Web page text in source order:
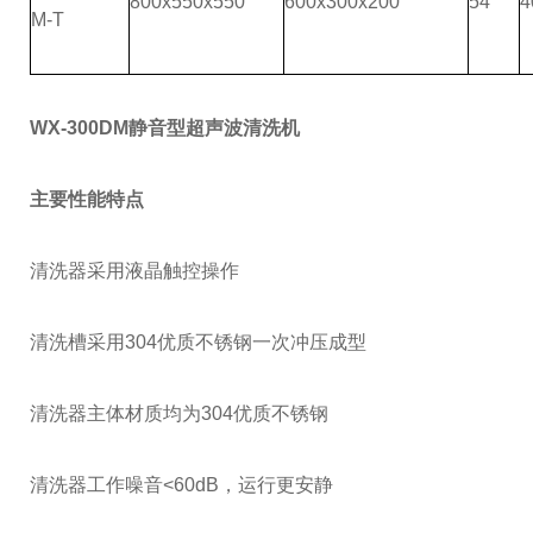
M-T
WX-300DM静音型超声波清洗机
主要性能特点
清洗器采用液晶触控操作
清洗槽采用304优质不锈钢一次冲压成型
清洗器主体材质均为304优质不锈钢
清洗器工作噪音<60dB ，运行更安静